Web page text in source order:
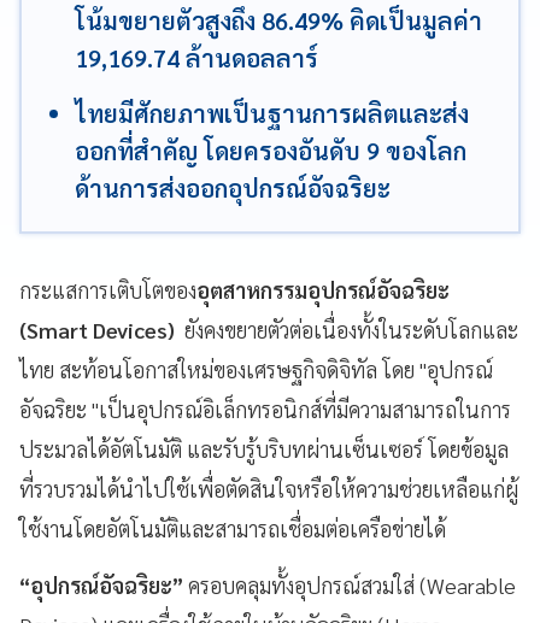
โน้มขยายตัวสูงถึง 86.49% คิดเป็นมูลค่า
19,169.74 ล้านดอลลาร์
ไทยมีศักยภาพเป็นฐานการผลิตและส่ง
ออกที่สำคัญ โดยครองอันดับ 9 ของโลก
ด้านการส่งออกอุปกรณ์อัจฉริยะ
กระแสการเติบโตของอุตสาหกรรมอุปกรณ์อัจฉริยะ
(Smart Devices) ยังคงขยายตัวต่อเนื่องทั้งในระดับโลกและ
ไทย สะท้อนโอกาสใหม่ของเศรษฐกิจดิจิทัล โดย "อุปกรณ์
อัจฉริยะ "เป็นอุปกรณ์อิเล็กทรอนิกส์ที่มีความสามารถในการ
ประมวลได้อัตโนมัติ และรับรู้บริบทผ่านเซ็นเซอร์ โดยข้อมูล
ที่รวบรวมได้นำไปใช้เพื่อตัดสินใจหรือให้ความช่วยเหลือแก่ผู้
ใช้งานโดยอัตโนมัติและสามารถเชื่อมต่อเครือข่ายได้
“อุปกรณ์อัจฉริยะ” ครอบคลุมทั้งอุปกรณ์สวมใส่ (Wearable